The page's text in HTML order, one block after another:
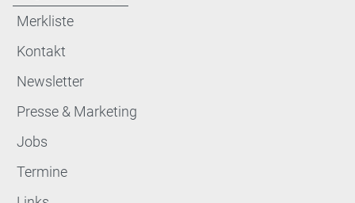
Merkliste
Kontakt
Newsletter
Presse & Marketing
Jobs
Termine